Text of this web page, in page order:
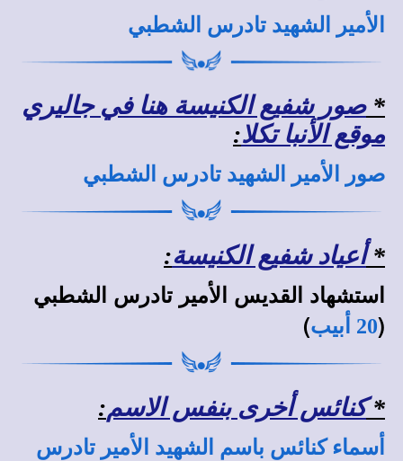
الأمير الشهيد تادرس الشطبي
*صور شفيع الكنيسة هنا في جاليري
موقع الأنبا تكلا:
صور الأمير الشهيد تادرس الشطبي
*أعياد شفيع الكنيسة:
استشهاد القديس الأمير تادرس الشطبي
(20 أبيب )
*كنائس أخرى بنفس الاسم:
أسماء كنائس باسم الشهيد الأمير تادرس